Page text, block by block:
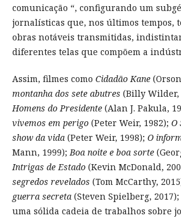
comunicação “, configurando um
jornalísticas que, nos últimos tempos,
obras notáveis transmitidas,
diferentes telas que compõem a
Assim, filmes como Cidadão Kane
montanha dos sete abutres (Billy Wilder,
Homens do Presidente(Alan J. Pakula,
vivemos em perigo(Peter Weir, 1982); O
show da vida(Peter Weir, 1998); O
Mann, 1999);Boa noite e boa sorte
Intrigas de Estado(Kevin McDonald,
segredos revelados (Tom McCarthy,
guerra secreta(Steven Spielberg, 2017);
uma sólida cadeia de trabalhos sobre